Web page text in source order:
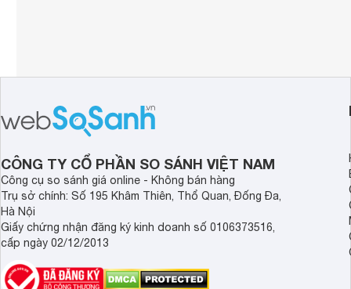
CÔNG TY CỔ PHẦN SO SÁNH VIỆT NAM
Công cụ so sánh giá online - Không bán hàng
Trụ sở chính: Số 195 Khâm Thiên, Thổ Quan, Đống Đa,
Hà Nội
Giấy chứng nhận đăng ký kinh doanh số 0106373516,
cấp ngày 02/12/2013